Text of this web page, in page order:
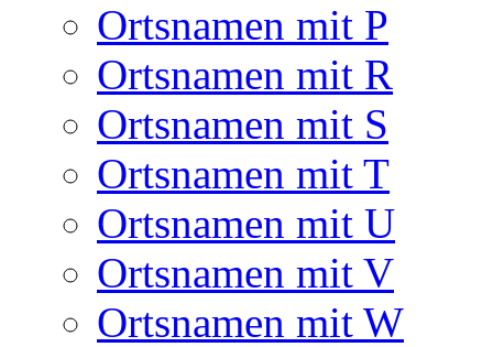
Ortsnamen mit P
Ortsnamen mit R
Ortsnamen mit S
Ortsnamen mit T
Ortsnamen mit U
Ortsnamen mit V
Ortsnamen mit W